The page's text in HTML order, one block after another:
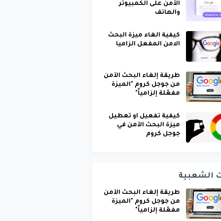
الآمن على الكمبيوتر
والهاتف
كيفية الغاء ميزة البحث
الامن المفعل الزاميا
طريقة إلغاء البحث الآمن
من جوجل كروم "الميزة
مفعّلة إلزامياً"
كيفية تفعيل او تعطيل
ميزة البحث الآمن في
جوجل كروم
الشعبية
طريقة إلغاء البحث الآمن
من جوجل كروم "الميزة
مفعّلة إلزامياً"